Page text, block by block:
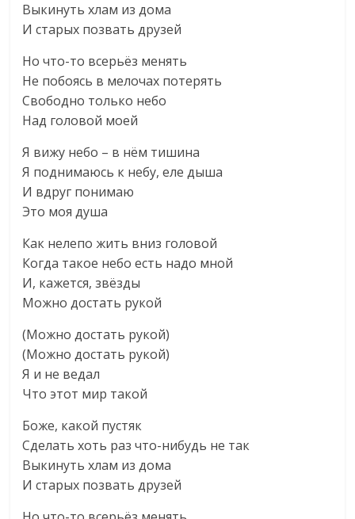
Выкинуть хлам из дома
И старых позвать друзей
Но что-то всерьёз менять
Не побоясь в мелочах потерять
Свободно только небо
Над головой моей
Я вижу небо – в нём тишина
Я поднимаюсь к небу, еле дыша
И вдруг понимаю
Это моя душа
Как нелепо жить вниз головой
Когда такое небо есть надо мной
И, кажется, звёзды
Можно достать рукой
(Можно достать рукой)
(Можно достать рукой)
Я и не ведал
Что этот мир такой
Боже, какой пустяк
Сделать хоть раз что-нибудь не так
Выкинуть хлам из дома
И старых позвать друзей